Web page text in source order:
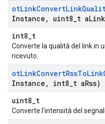
otLinkConvertLink
Instance , uint8 t aLink
int8_t
Converte la qualità del link in
ricevuto.
otLinkConvertRssToLink
Instance , int8 t aRss)
uint8_t
Converte l'intensità del